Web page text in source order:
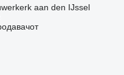
aan den IJssel